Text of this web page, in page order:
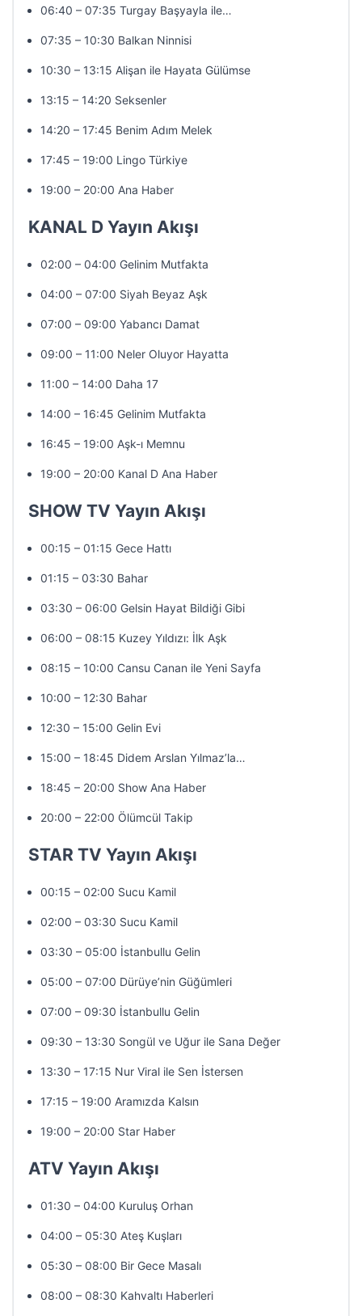
06:40 – 07:35 Turgay Başyayla ile…
07:35 – 10:30 Balkan Ninnisi
10:30 – 13:15 Alişan ile Hayata Gülümse
13:15 – 14:20 Seksenler
14:20 – 17:45 Benim Adım Melek
17:45 – 19:00 Lingo Türkiye
19:00 – 20:00 Ana Haber
KANAL D Yayın Akışı
02:00 – 04:00 Gelinim Mutfakta
04:00 – 07:00 Siyah Beyaz Aşk
07:00 – 09:00 Yabancı Damat
09:00 – 11:00 Neler Oluyor Hayatta
11:00 – 14:00 Daha 17
14:00 – 16:45 Gelinim Mutfakta
16:45 – 19:00 Aşk-ı Memnu
19:00 – 20:00 Kanal D Ana Haber
SHOW TV Yayın Akışı
00:15 – 01:15 Gece Hattı
01:15 – 03:30 Bahar
03:30 – 06:00 Gelsin Hayat Bildiği Gibi
06:00 – 08:15 Kuzey Yıldızı: İlk Aşk
08:15 – 10:00 Cansu Canan ile Yeni Sayfa
10:00 – 12:30 Bahar
12:30 – 15:00 Gelin Evi
15:00 – 18:45 Didem Arslan Yılmaz’la…
18:45 – 20:00 Show Ana Haber
20:00 – 22:00 Ölümcül Takip
STAR TV Yayın Akışı
00:15 – 02:00 Sucu Kamil
02:00 – 03:30 Sucu Kamil
03:30 – 05:00 İstanbullu Gelin
05:00 – 07:00 Dürüye’nin Güğümleri
07:00 – 09:30 İstanbullu Gelin
09:30 – 13:30 Songül ve Uğur ile Sana Değer
13:30 – 17:15 Nur Viral ile Sen İstersen
17:15 – 19:00 Aramızda Kalsın
19:00 – 20:00 Star Haber
ATV Yayın Akışı
01:30 – 04:00 Kuruluş Orhan
04:00 – 05:30 Ateş Kuşları
05:30 – 08:00 Bir Gece Masalı
08:00 – 08:30 Kahvaltı Haberleri